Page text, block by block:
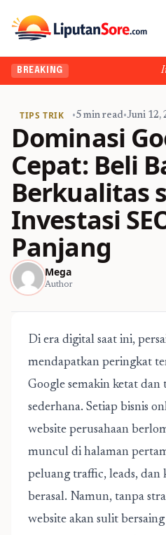
BREAKING
TIPS TRIK •5 min read•Juni 12,
Dominasi
Cepat: Beli
Berkualitas
Investasi
Panjang
Mega
Author
Di era digital saat ini,
mendapatkan peringkat
Google semakin ketat dan
sederhana. Setiap bisnis
website perusahaan
muncul di halaman
peluang traffic, leads, dan
berasal. Namun, tanpa
website akan sulit